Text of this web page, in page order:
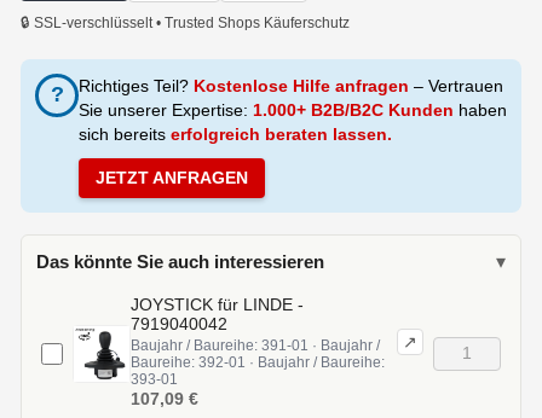
🔒 SSL-verschlüsselt • Trusted Shops Käuferschutz
? Richtiges Teil? Kostenlose Hilfe anfragen – Vertrauen
Sie unserer Expertise: 1.000+ B2B/B2C Kunden haben
sich bereits erfolgreich beraten lassen.
JETZT ANFRAGEN
Das könnte Sie auch interessieren ▾
JOYSTICK für LINDE -
7919040042
Baujahr / Baureihe: 391-01 · Baujahr /
Baureihe: 392-01 · Baujahr / Baureihe:
393-01
↗
107,09 €